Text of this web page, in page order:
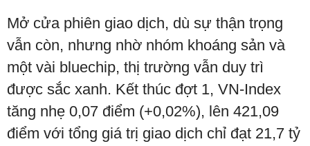
Mở cửa phiên giao dịch, dù sự thận trọng
vẫn còn, nhưng nhờ nhóm khoáng sản và
một vài bluechip, thị trường vẫn duy trì
được sắc xanh. Kết thúc đợt 1, VN-Index
tăng nhẹ 0,07 điểm (+0,02%), lên 421,09
điểm với tổng giá trị giao dịch chỉ đạt 21,7 tỷ